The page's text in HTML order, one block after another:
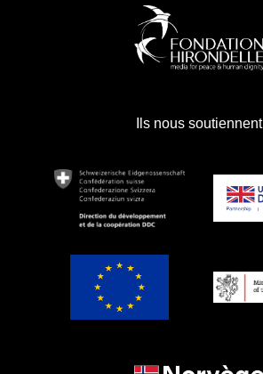
Ils nous soutiennent